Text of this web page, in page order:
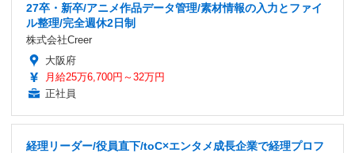
27卒・新卒/アニメ作品データ管理/素材情報の入力とファイ
ル整理/完全週休2日制
株式会社Creer
大阪府
月給25万6,700円～32万円
正社員
経理リーダー/役員直下/toC×エンタメ成長企業で経理プロフ